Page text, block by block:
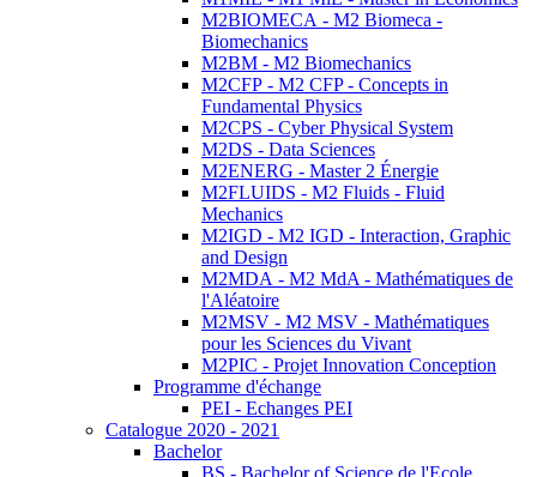
M2BIOMECA - M2 Biomeca -
Biomechanics
M2BM - M2 Biomechanics
M2CFP - M2 CFP - Concepts in
Fundamental Physics
M2CPS - Cyber Physical System
M2DS - Data Sciences
M2ENERG - Master 2 Énergie
M2FLUIDS - M2 Fluids - Fluid
Mechanics
M2IGD - M2 IGD - Interaction, Graphic
and Design
M2MDA - M2 MdA - Mathématiques de
l'Aléatoire
M2MSV - M2 MSV - Mathématiques
pour les Sciences du Vivant
M2PIC - Projet Innovation Conception
Programme d'échange
PEI - Echanges PEI
Catalogue 2020 - 2021
Bachelor
BS - Bachelor of Science de l'Ecole